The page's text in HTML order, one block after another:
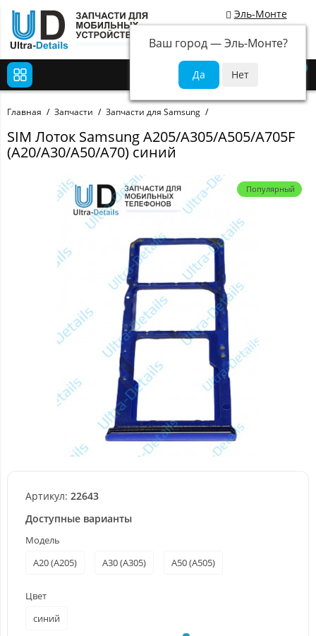
Эль-Монте
Ваш город —Эль-Монте?
Главная Запчасти Запчасти для Samsung
SIM Лоток Samsung A205/A305/A505/A705F
(A20/A30/A50/A70) синий
Популярный
Артикул: 22643
Доступные варианты
Модель
A20 (A205)
A30 (A305) A50 (A505)
Цвет
синий